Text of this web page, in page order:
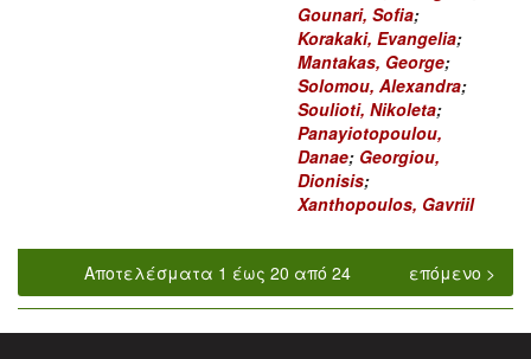
Gounari, Sofia;
Korakaki, Evangelia;
Mantakas, George;
Solomou, Alexandra;
Soulioti, Nikoleta;
Panayiotopoulou,
Danae; Georgiou,
Dionisis;
Xanthopoulos, Gavriil
Αποτελέσματα 1 έως 20 από 24 επόμενο >